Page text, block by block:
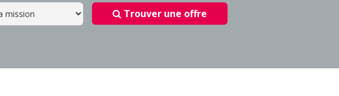
Trouver une offre